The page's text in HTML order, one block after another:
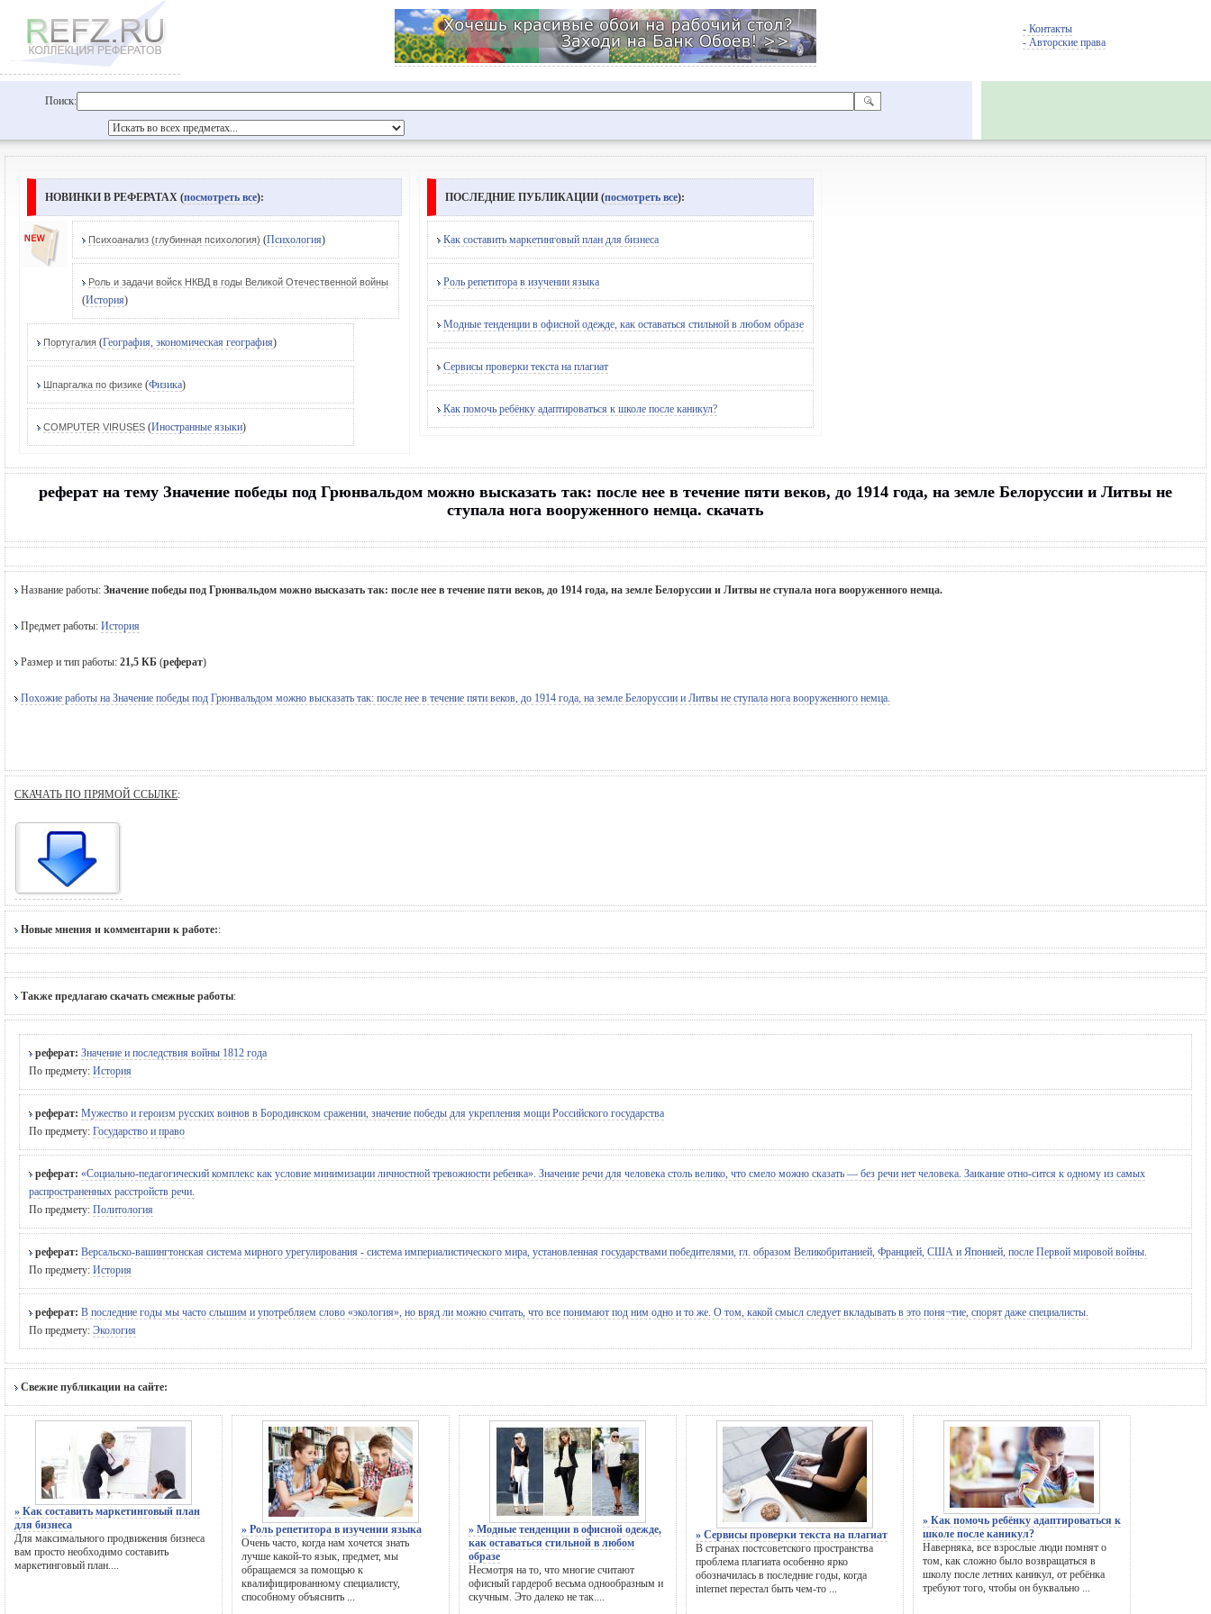
- Контакты
- Авторские права
Поиск:
НОВИНКИ В РЕФЕРАТАХ (посмотреть все):
Психоанализ (глубинная психология) (Психология)
Роль и задачи войск НКВД в годы Великой Отечественной войны
(История)
Португалия (География, экономическая география)
Шпаргалка по физике (Физика)
COMPUTER VIRUSES (Иностранные языки)
ПОСЛЕДНИЕ ПУБЛИКАЦИИ (посмотреть все):
Как составить маркетинговый план для бизнеса
Роль репетитора в изучении языка
Модные тенденции в офисной одежде, как оставаться стильной в любом образе
Сервисы проверки текста на плагиат
Как помочь ребёнку адаптироваться к школе после каникул?
реферат на тему Значение победы под Грюнвальдом можно высказать так: после нее в течение пяти веков, до 1914 года, на земле Белоруссии и Литвы не
ступала нога вооруженного немца. скачать
Название работы: Значение победы под Грюнвальдом можно высказать так: после нее в течение пяти веков, до 1914 года, на земле Белоруссии и Литвы не ступала нога вооруженного немца.
Предмет работы: История
Размер и тип работы: 21,5 КБ (реферат)
Похожие работы на Значение победы под Грюнвальдом можно высказать так: после нее в течение пяти веков, до 1914 года, на земле Белоруссии и Литвы не ступала нога вооруженного немца.
СКАЧАТЬ ПО ПРЯМОЙ ССЫЛКЕ:
Новые мнения и комментарии к работе::
Также предлагаю скачать смежные работы:
реферат: Значение и последствия войны 1812 года
По предмету: История
реферат: Мужество и героизм русских воинов в Бородинском сражении, значение победы для укрепления мощи Российского государства
По предмету: Государство и право
реферат: «Социально-педагогический комплекс как условие минимизации личностной тревожности ребенка». Значение речи для человека столь велико, что смело можно сказать — без речи нет человека. Заикание отно-сится к одному из самых
распространенных расстройств речи.
По предмету: Политология
реферат: Версальско-вашингтонская система мирного урегулирования - система империалистического мира, установленная государствами победителями, гл. образом Великобританией, Францией, США и Японией, после Первой мировой войны.
По предмету: История
реферат: В последние годы мы часто слышим и употребляем слово «экология», но вряд ли можно считать, что все понимают под ним одно и то же. О том, какой смысл следует вкладывать в это поня¬тие, спорят даже специалисты.
По предмету: Экология
Свежие публикации на сайте:
» Как составить маркетинговый план
для бизнеса
Для максимального продвижения бизнеса
вам просто необходимо составить
маркетинговый план....
» Роль репетитора в изучении языка
Очень часто, когда нам хочется знать
лучше какой-то язык, предмет, мы
обращаемся за помощью к
квалифицированному специалисту,
способному объяснить ...
» Модные тенденции в офисной одежде,
как оставаться стильной в любом
образе
Несмотря на то, что многие считают
офисный гардероб весьма однообразным и
скучным. Это далеко не так....
» Сервисы проверки текста на плагиат
В странах постсоветского пространства
проблема плагиата особенно ярко
обозначилась в последние годы, когда
internet перестал быть чем-то ...
» Как помочь ребёнку адаптироваться к
школе после каникул?
Наверняка, все взрослые люди помнят о
том, как сложно было возвращаться в
школу после летних каникул, от ребёнка
требуют того, чтобы он буквально ...